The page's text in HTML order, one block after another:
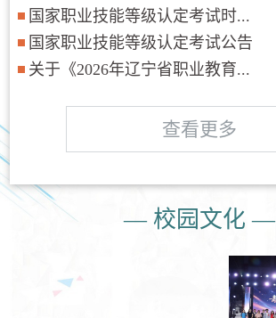
国家职业技能等级认定考试时...
国家职业技能等级认定考试公告
关于《2026年辽宁省职业教育...
查看更多
— 校园文化 —